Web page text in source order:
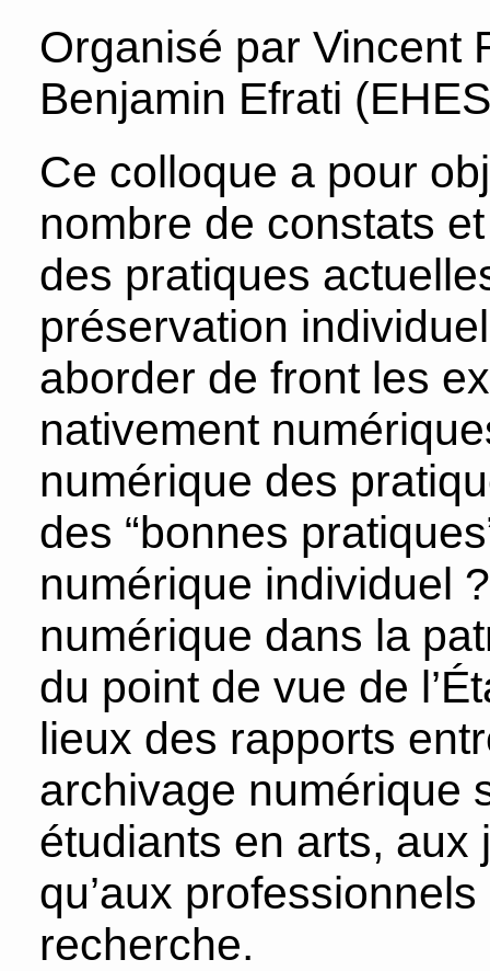
Organisé par Vincent
Benjamin Efrati
Ce colloque a pour
nombre de constats
des pratiques
préservation
aborder de front les
nativement
numérique des
des “bonnes
numérique individuel
numérique dans la
du point de vue de
lieux des rapports
archivage numérique
étudiants en arts, aux
qu’aux
recherche.